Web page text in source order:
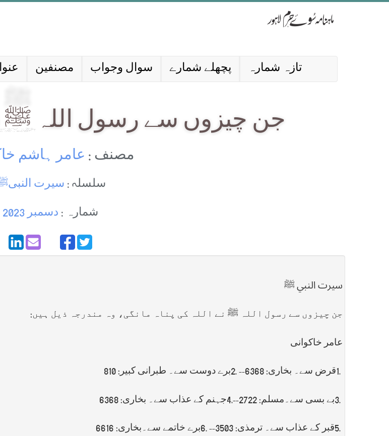
مصنفین سوال وجواب پچھلے شمارے تازہ شمارہ
جن چیزوں سے رسول اللہ ﷺ
مصنف : عامر ہاشم
سلسلہ : سیرت
شمارہ : دسمبر 2023
سيرت النبي ﷺ
جن چیزوں سے رسول اللہ ﷺ نے اللہ کی پناہ مانگی، وہ مندرجہ ذیل ہیں:
عامر خاكوانی
1.قرض سے۔ بخاری: 6368-- 2.برے دوست سے۔ طبرانی کبیر: 810
3.بے بسی سے۔مسلم: 2722-- 4.جہنم کے عذاب سے۔ بخاری: 6368
5.قبر کے عذاب سے۔ ترمذی: 3503-- 6.برے خاتمے سے۔بخاری: 6616